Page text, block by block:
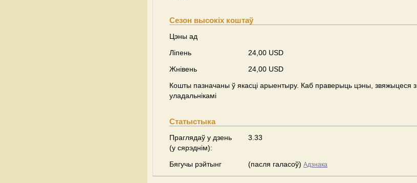
Сезон высокіх коштаў
Цэны ад
Ліпень
24,00 USD
Жнівень
24,00 USD
Кошты пазначаны ў якасці арыентыру. Каб праверыць цэны, звяжыцеся з
уладальнікамі
Статыстыка
Праглядаў у дзень
(у сярэднім):
3.33
Бягучы рэйтынг (пасля галасоў) Адзнака